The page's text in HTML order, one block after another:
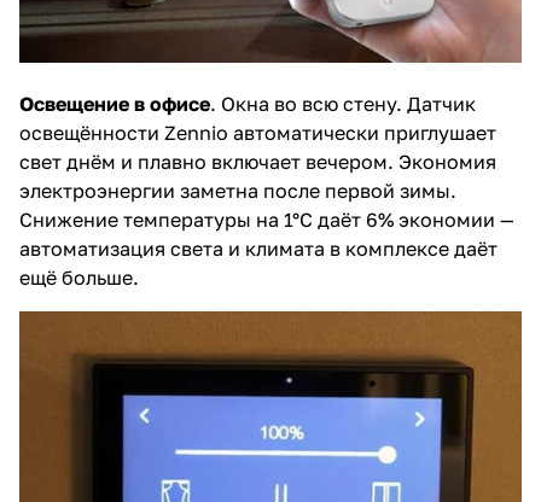
Освещение в офисе. Окна во всю стену. Датчик
освещённости Zennio автоматически приглушает
свет днём и плавно включает вечером. Экономия
электроэнергии заметна после первой зимы.
Снижение температуры на 1°C даёт 6% экономии —
автоматизация света и климата в комплексе даёт
ещё больше.